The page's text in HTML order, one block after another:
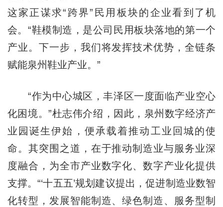
这家正谋求“跨界”民用板块的企业看到了机
会。“鞋模制造，是公司民用板块落地的第一个
产业。下一步，我们将发挥技术优势，全链条
赋能泉州鞋业产业。”
“作为中心城区，丰泽区一度面临产业空心
化困境。”杜志伟介绍，因此，泉州数字经济产
业园诞生伊始，便承载着推动工业回城的使
命。其突围之道，在于推动制造业与服务业深
度融合，为全市产业数字化、数字产业化提供
支撑。“‘十五五’规划建议提出，促进制造业数智
化转型，发展智能制造、绿色制造、服务型制